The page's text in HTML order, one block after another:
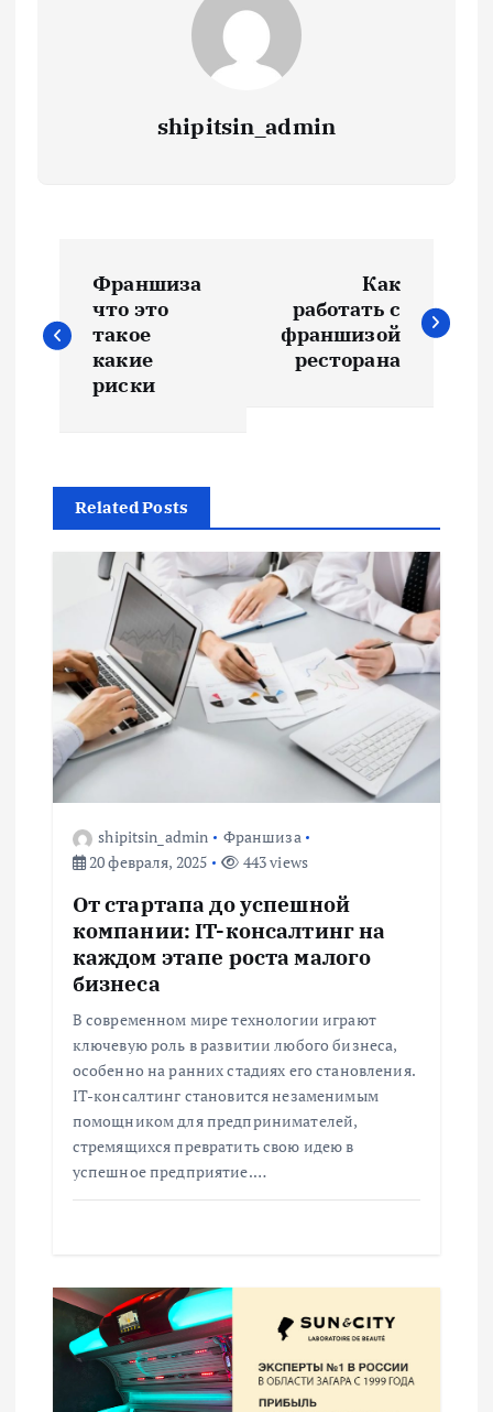
shipitsin_admin
а
г
а
и
я
п
о
Франшиза
что это
такое
какие
риски
Как
работать с
франшизой
ресторана
Related Posts
shipitsin_admin
Франшиза
20 февраля, 2025
443 views
От стартапа до успешной
компании: IT-консалтинг на
каждом этапе роста малого
бизнеса
В современном мире технологии играют
ключевую роль в развитии любого бизнеса,
особенно на ранних стадиях его становления.
IT-консалтинг становится незаменимым
помощником для предпринимателей,
стремящихся превратить свою идею в
успешное предприятие.…